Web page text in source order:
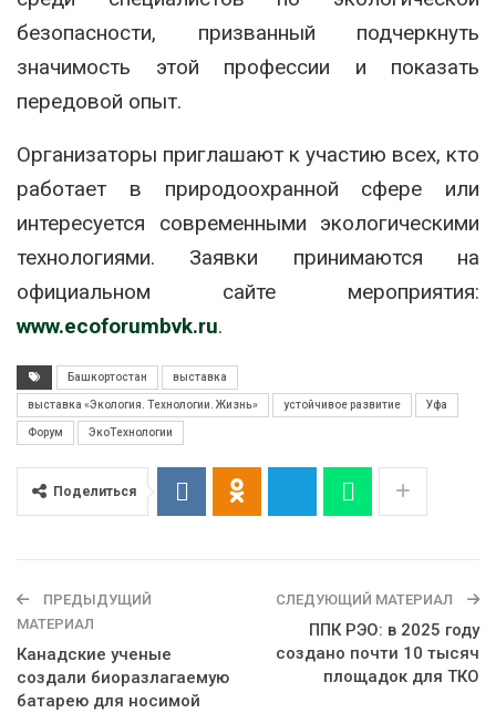
безопасности, призванный подчеркнуть
значимость этой профессии и показать
передовой опыт.
Организаторы приглашают к участию всех, кто
работает в природоохранной сфере или
интересуется современными экологическими
технологиями. Заявки принимаются на
официальном сайте мероприятия:
www.ecoforumbvk.ru.
Башкортостан выставка
выставка «Экология. Технологии. Жизнь» устойчивое развитие Уфа
Форум ЭкоТехнологии
Поделиться
ПРЕДЫДУЩИЙ
МАТЕРИАЛ
Канадские ученые
создали биоразлагаемую
батарею для носимой
СЛЕДУЮЩИЙ МАТЕРИАЛ
ППК РЭО: в 2025 году
создано почти 10 тысяч
площадок для ТКО